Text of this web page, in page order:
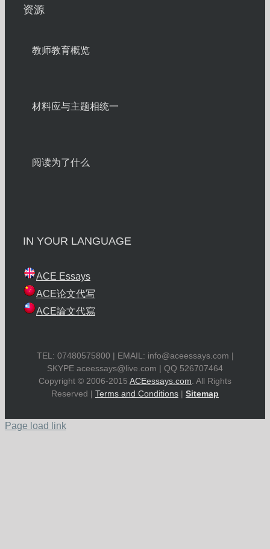
资源
教师教育概览
材料应与主题相统一
阅读为了什么
IN YOUR LANGUAGE
ACE Essays
ACE论文代写
ACE論文代寫
TEL: 07480575800 | EMAIL: info@aceessays.com |
SKYPE aceessays@live.com | QQ 526707464
Copyright © 2006-2015 ACEessays.com . All Rights
Reserved | Terms and Conditions | Sitemap
Page load link